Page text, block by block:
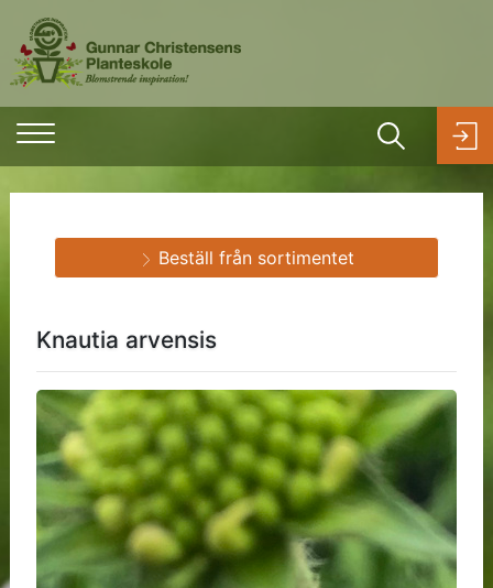
Knautia arvensis
Beställ från sortimentet